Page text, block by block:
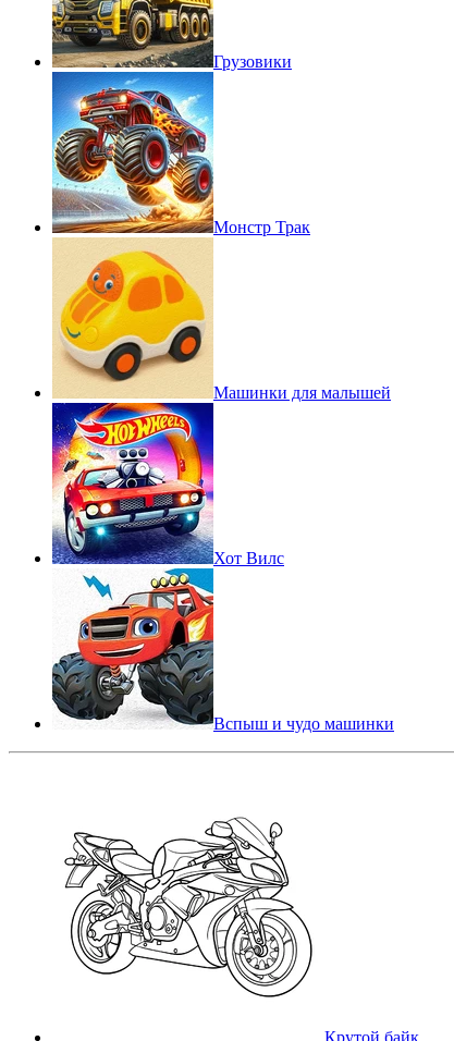
Грузовики
Монстр Трак
Машинки для малышей
Хот Вилс
Вспыш и чудо машинки
Крутой байк